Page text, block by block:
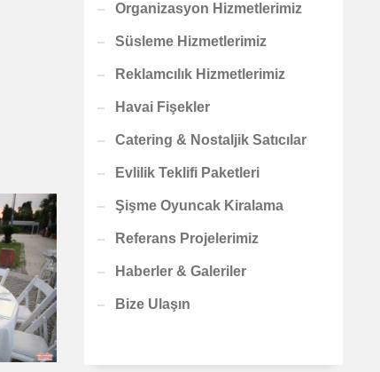
Organizasyon Hizmetlerimiz
Süsleme Hizmetlerimiz
Reklamcılık Hizmetlerimiz
Havai Fişekler
Catering & Nostaljik Satıcılar
Evlilik Teklifi Paketleri
Şişme Oyuncak Kiralama
Referans Projelerimiz
Haberler & Galeriler
Bize Ulaşın